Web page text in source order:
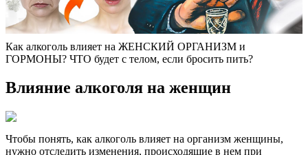
Как алкоголь влияет на ЖЕНСКИЙ ОРГАНИЗМ и
ГОРМОНЫ? ЧТО будет с телом, если бросить пить?
Влияние алкоголя на женщин
Чтобы понять, как алкоголь влияет на организм женщины,
нужно отследить изменения, происходящие в нем при